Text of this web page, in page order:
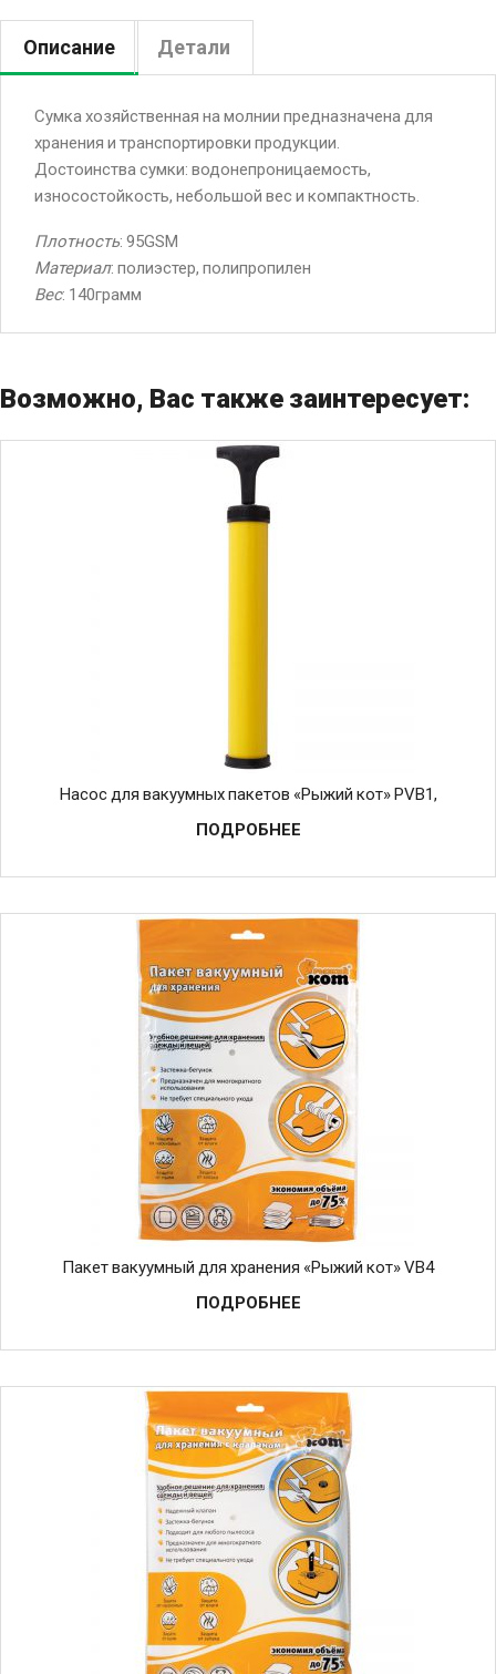
Описание Детали
Сумка хозяйственная на молнии предназначена для
хранения и транспортировки продукции.
Достоинства сумки: водонепроницаемость,
износостойкость, небольшой вес и компактность.
Плотность: 95GSM
Материал: полиэстер, полипропилен
Вес: 140грамм
Возможно, Вас также заинтересует:
Насос для вакуумных пакетов «Рыжий кот» PVB1,
ПОДРОБНЕЕ
Пакет вакуумный для хранения «Рыжий кот» VB4
ПОДРОБНЕЕ